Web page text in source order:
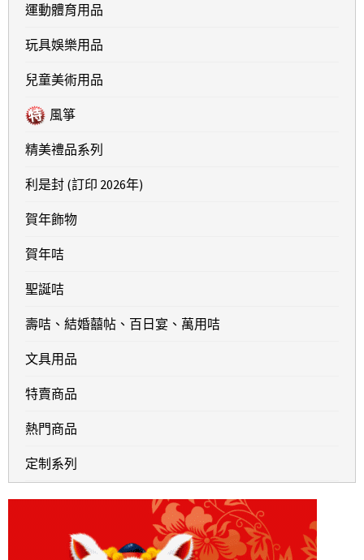
運動體育用品
玩具娛樂用品
兒童美術用品
風箏
精美禮品系列
利是封 (訂印 2026年)
賀年飾物
賀年咭
聖誕咭
壽咭、結婚囍帖、百日宴、萬用咭
文具用品
特賣商品
熱門商品
定制系列